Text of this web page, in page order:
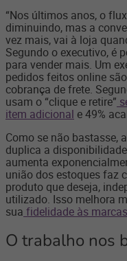
“Nos últimos anos, o
diminuindo, mas a
vez mais, vai à loja
Segundo o executivo, é
para vender mais. Um
pedidos feitos online
cobrança de frete.
usam o “clique e retire”
item adicional e 49%
Como se não bastasse,
duplica a
aumenta
união dos estoques faz
produto que deseja,
utilizado. Isso melhora
sua fidelidade às marcas
O trabalho nos